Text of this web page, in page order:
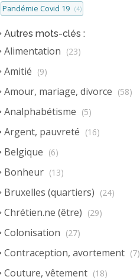
Pandémie Covid 19 (4)
Autres mots-clés :
Alimentation (23)
Amitié (9)
Amour, mariage, divorce (58)
Analphabétisme (5)
Argent, pauvreté (16)
Belgique (6)
Bonheur (13)
Bruxelles (quartiers) (24)
Chrétien.ne (être) (29)
Colonisation (27)
Contraception, avortement (7)
Couture, vêtement (18)